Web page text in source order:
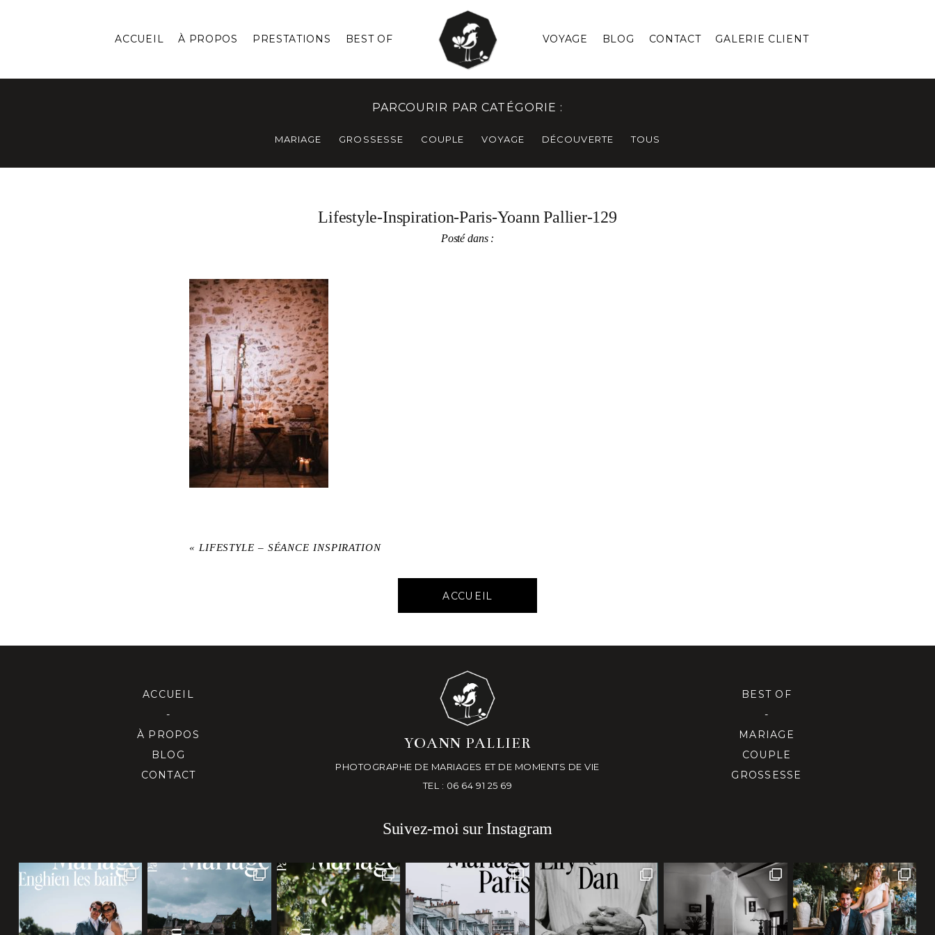
ACCUEIL À PROPOS PRESTATIONS BEST OF VOYAGE BLOG CONTACT GALERIE CLIENT
PARCOURIR PAR CATÉGORIE :
MARIAGE GROSSESSE COUPLE VOYAGE DÉCOUVERTE TOUS
Lifestyle-Inspiration-Paris-Yoann Pallier-129
Posté dans :
« LIFESTYLE – SÉANCE INSPIRATION
ACCUEIL
ACCUEIL
-
À PROPOS
BLOG
CONTACT
YOANN PALLIER
PHOTOGRAPHE DE MARIAGES ET DE MOMENTS DE VIE
TEL : 06 64 91 25 69
BEST OF
-
MARIAGE
COUPLE
GROSSESSE
Suivez-moi sur Instagram